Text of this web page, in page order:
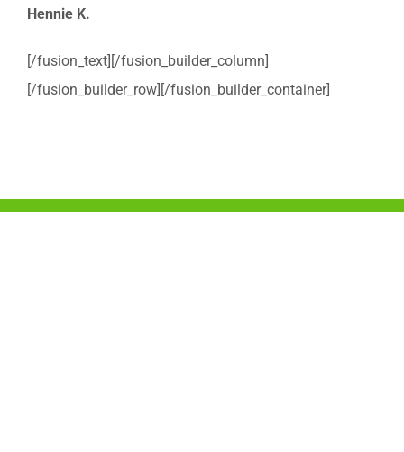
Hennie K.
[/fusion_text][/fusion_builder_column]
[/fusion_builder_row][/fusion_builder_container]